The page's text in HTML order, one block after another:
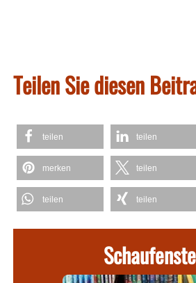
Teilen Sie diesen
teilen teilen
merken teilen
teilen teilen